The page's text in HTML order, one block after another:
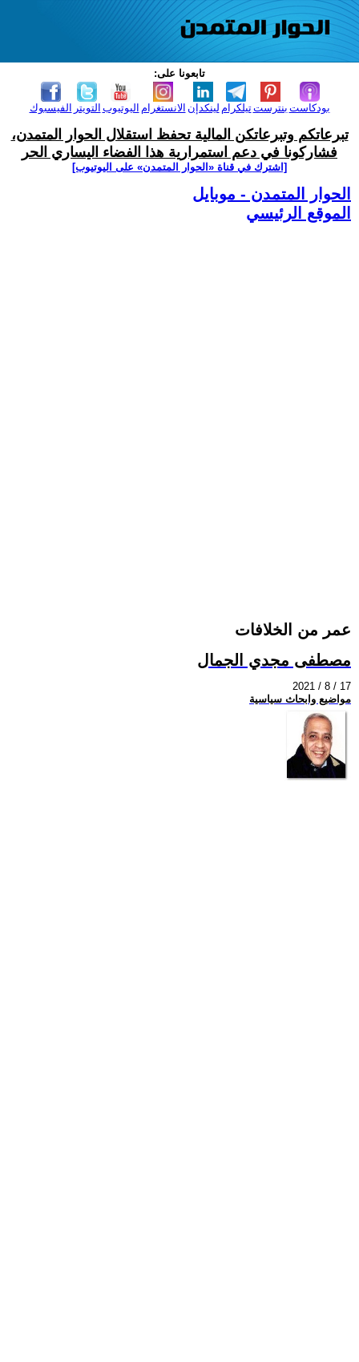
تابعونا على:
الفيسبوك التويتر اليوتيوب الانستغرام لينكدإن تيلكرامبنترست بودكاست
تبرعاتكم وتبرعاتكن المالية تحفظ استقلال الحوار المتمدن،
فشاركونا في دعم استمرارية هذا الفضاء اليساري الحر
[اشترك في قناة ‫«الحوار المتمدن» على اليوتيوب]
الحوار المتمدن - موبايل
الموقع الرئيسي
عمر من الخلافات
مصطفى مجدي الجمال
2021 / 8 / 17
مواضيع وابحاث سياسية